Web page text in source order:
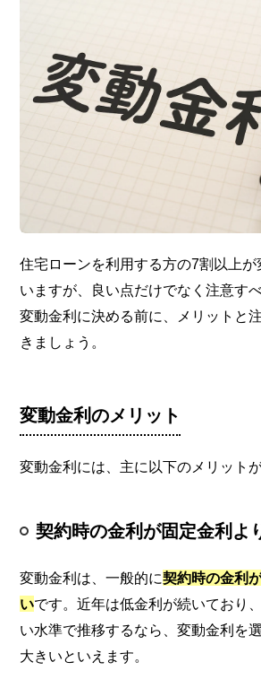
住宅ローンを利用する方の7割以上
いますが、良い点だけでなく注意す
変動金利に決める前に、メリットと
きましょう。
変動金利のメリット
変動金利には、主に以下のメリット
契約時の金利が固定金利よ
変動金利は、一般的に契約時の金利
いです。近年は低金利が続いており
い水準で推移するなら、変動金利を
大きいといえます。